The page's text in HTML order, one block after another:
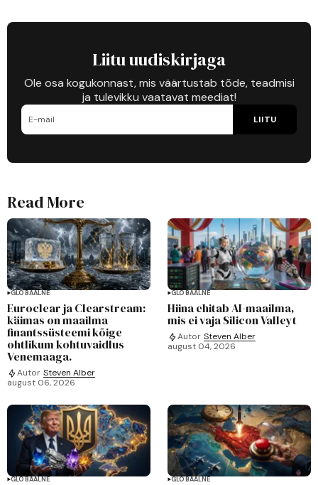
Liitu uudiskirjaga
Ole osa kogukonnast, mis väärtustab tõde, teadmisi
ja tulevikku vaatavat meediat!
LIITU
Read More
GLOBAALNE
Euroclear ja Clearstream:
käimas on maailma
finantssüsteemi kõige
ohtlikum kohtuvaidlus
Venemaaga.
Autor Steven Alber
august 06, 2026
GLOBAALNE
Hiina ehitab AI-maailma,
mis ei vaja Silicon Valleyt
Autor Steven Alber
august 04, 2026
GLOBAALNE GLOBAALNE